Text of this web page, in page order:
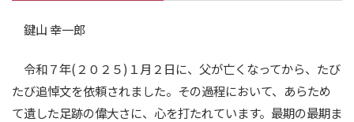
鍵山 幸一郎
令和７年(２０２５)１月２日に、父が亡くなってから、たび
たび追悼文を依頼されました。その過程において、あらため
て遺した足跡の偉大さに、心を打たれています。最期の最期ま